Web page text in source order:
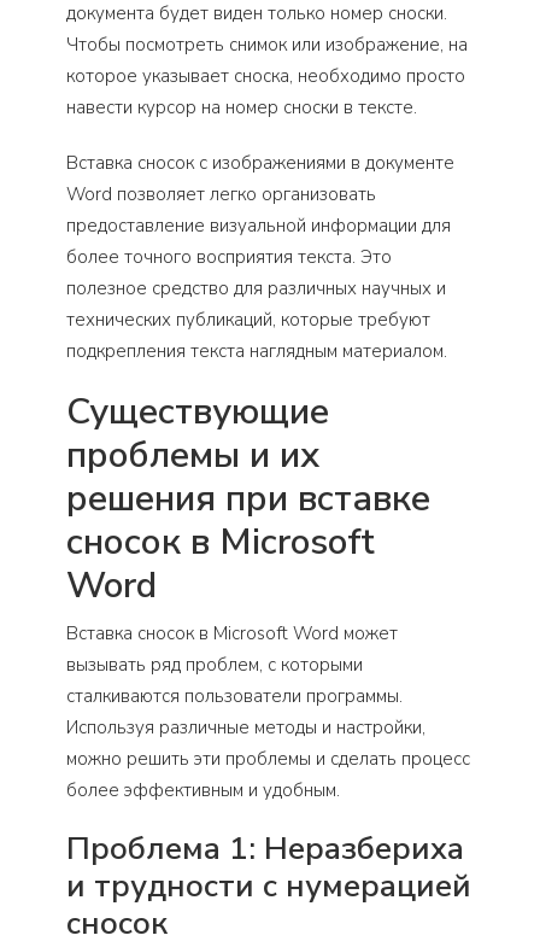
документа будет виден только номер сноски.
Чтобы посмотреть снимок или изображение, на
которое указывает сноска, необходимо просто
навести курсор на номер сноски в тексте.
Вставка сносок с изображениями в документе
Word позволяет легко организовать
предоставление визуальной информации для
более точного восприятия текста. Это
полезное средство для различных научных и
технических публикаций, которые требуют
подкрепления текста наглядным материалом.
Существующие
проблемы и их
решения при вставке
сносок в Microsoft
Word
Вставка сносок в Microsoft Word может
вызывать ряд проблем, с которыми
сталкиваются пользователи программы.
Используя различные методы и настройки,
можно решить эти проблемы и сделать процесс
более эффективным и удобным.
Проблема 1: Неразбериха
и трудности с нумерацией
сносок